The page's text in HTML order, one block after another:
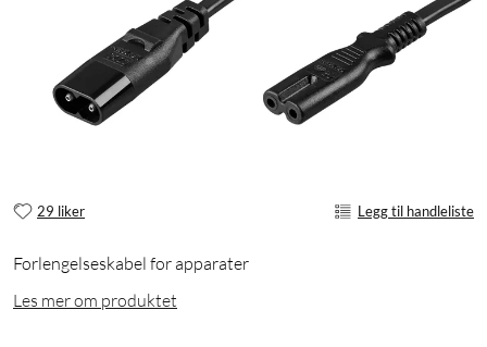
29 liker Legg til handleliste
Forlengelseskabel for apparater
Les mer om produktet